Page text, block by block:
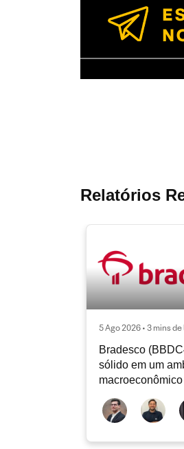
Relatórios
5 Ago 2026 • 3 mins
Bradesco
sólido em um